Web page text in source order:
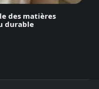
des matières
durable